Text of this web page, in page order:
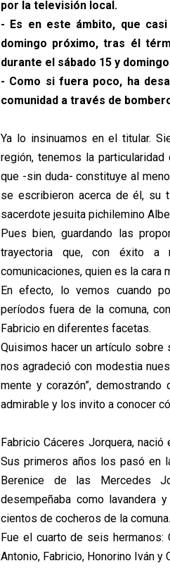
por la televisión local.
- Es en este ámbito, que
domingo próximo, tras él
durante el sábado 15 y
- Como si fuera poco, ha
comunidad a través de
Ya lo insinuamos en el titular.
región, tenemos la
que -sin duda- constituye al
se escribieron acerca de él, su
sacerdote jesuita pichilemino
Pues bien, guardando las
trayectoria que, con éxito a
comunicaciones, quien es la cara
En efecto, lo vemos cuando
períodos fuera de la comuna,
Fabricio en diferentes facetas.
Quisimos hacer un artículo
nos agradeció con modestia
mente y corazón”,
admirable y los invito a conocer
Fabricio Cáceres Jorquera,
Sus primeros años los pasó en
Berenice de las Mercedes
desempeñaba como lavandera
cientos de cocheros de la comuna.
Fue el cuarto de seis hermanos:
Antonio, Fabricio, Honorino Iván y